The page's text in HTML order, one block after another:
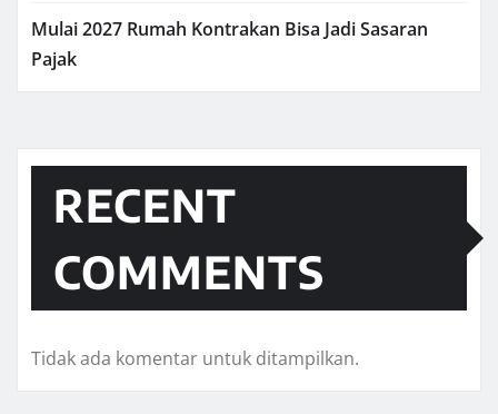
Mulai 2027 Rumah Kontrakan Bisa Jadi Sasaran
Pajak
RECENT
COMMENTS
Tidak ada komentar untuk ditampilkan.